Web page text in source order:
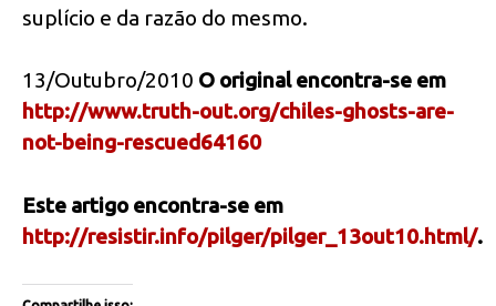
suplício e da razão do mesmo.
13/Outubro/2010 O original encontra-se em
http://www.truth-out.org/chiles-ghosts-are-
not-being-rescued64160
Este artigo encontra-se em
http://resistir.info/pilger/pilger_13out10.html/.